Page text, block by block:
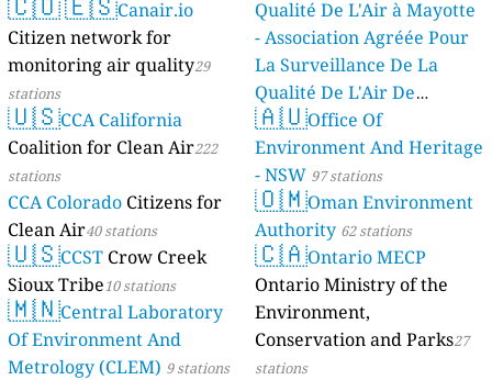
Canair.io
Citizen network for
monitoring air quality29
stations
🇺🇸CCA California
Coalition for Clean Air222
stations
CCA Colorado Citizens for
Clean Air40 stations
🇺🇸CCST Crow Creek
Sioux Tribe10 stations
🇲🇳Central Laboratory
Of Environment And
Metrology (CLEM) 9 stations
Qualité De L'Air à Mayotte
- Association Agréée Pour
La Surveillance De La
Qualité De L'Air De
Mayotte 4 stations
🇦🇺Office Of
Environment And Heritage
- NSW 97 stations
🇴🇲Oman Environment
Authority 62 stations
🇨🇦Ontario MECP
Ontario Ministry of the
Environment,
Conservation and Parks27
stations